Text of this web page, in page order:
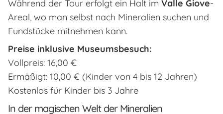
Während der Tour erfolgt ein Halt im Valle Giove-
Areal, wo man selbst nach Mineralien suchen und
Fundstücke mitnehmen kann.
Preise inklusive Museumsbesuch:
Vollpreis: 16,00 €
Ermäßigt: 10,00 € (Kinder von 4 bis 12 Jahren)
Kostenlos für Kinder bis 3 Jahre
In der magischen Welt der Mineralien